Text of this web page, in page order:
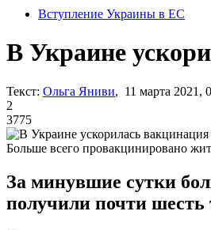
Вступление Украины в ЕС
В Украине
Текст: Ольга Яниви, 11 марта 2021,
2
3775
Больше всего провакцинировано
За минувшие сутки
получили почти шесть